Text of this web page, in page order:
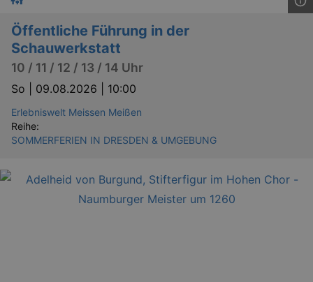
Öffentliche Führung in der
Schauwerkstatt
10 / 11 / 12 / 13 / 14 Uhr
So | 09.08.2026 | 10:00
Erlebniswelt Meissen Meißen
Reihe:
SOMMERFERIEN IN DRESDEN & UMGEBUNG